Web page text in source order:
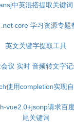
中英混搭提取关键词
core 学习资源专题
英文关键字提取工具
议 实时 音频转文字
使用completion实现
vue2.0+jsonp请求百
尾关键词